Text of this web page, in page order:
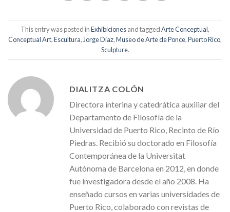
This entry was posted inExhibicionesand taggedArte Conceptual,
Conceptual Art,Escultura, Jorge Díaz,Museo de Arte de Ponce,Puerto Rico,
Sculpture.
DIALITZA COLÓN
Directora interina y catedrática auxiliar del
Departamento de Filosofía de la
Universidad de Puerto Rico, Recinto de Río
Piedras. Recibió su doctorado en Filosofía
Contemporánea de la Universitat
Autònoma de Barcelona en 2012, en donde
fue investigadora desde el año 2008. Ha
enseñado cursos en varias universidades de
Puerto Rico, colaborado con revistas de